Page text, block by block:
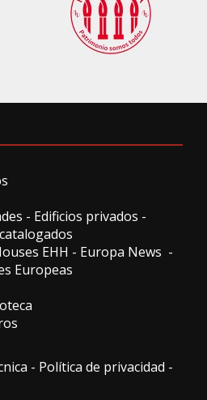
- Edificios privados -
EHH - Europa News -
Europeas
- Política de privacidad -